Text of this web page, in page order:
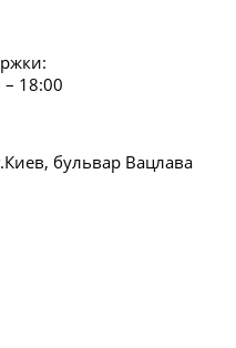
18:00
бульвар Вацлава